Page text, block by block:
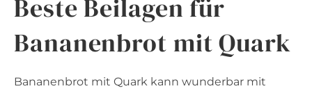
Beste Beilagen für
Bananenbrot mit Quark
Bananenbrot mit Quark kann wunderbar mit